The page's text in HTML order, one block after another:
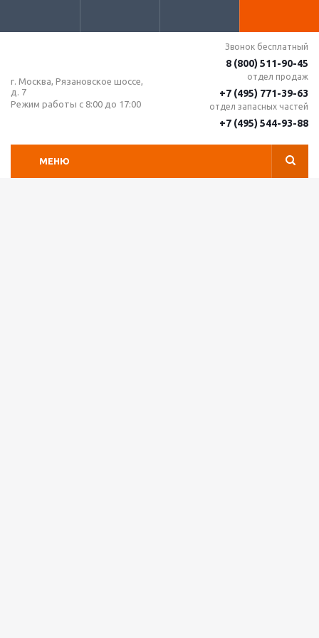
г. Москва, Рязановское шоссе,
д. 7
Режим работы с 8:00 до 17:00
Звонок бесплатный
8 (800) 511-90-45
отдел продаж
+7 (495) 771-39-63
отдел запасных частей
+7 (495) 544-93-88
МЕНЮ